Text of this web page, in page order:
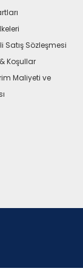
Satış Sözleşmesi
Koşullar
Maliyeti ve